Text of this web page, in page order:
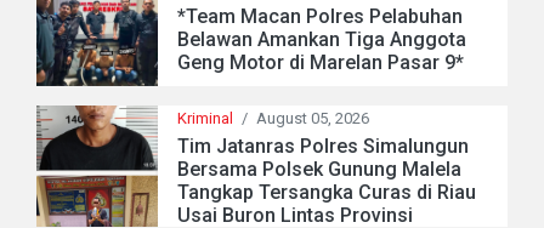
*Team Macan Polres Pelabuhan
Belawan Amankan Tiga Anggota
Geng Motor di Marelan Pasar 9*
Kriminal / August 05, 2026
Tim Jatanras Polres Simalungun
Bersama Polsek Gunung Malela
Tangkap Tersangka Curas di Riau
Usai Buron Lintas Provinsi